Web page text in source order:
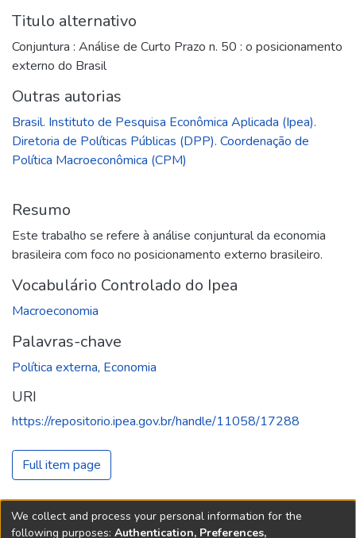
Titulo alternativo
Conjuntura : Análise de Curto Prazo n. 50 : o posicionamento
externo do Brasil
Outras autorias
Brasil. Instituto de Pesquisa Econômica Aplicada (Ipea).
Diretoria de Políticas Públicas (DPP). Coordenação de
Política Macroeconômica (CPM)
Resumo
Este trabalho se refere à análise conjuntural da economia
brasileira com foco no posicionamento externo brasileiro.
Vocabulário Controlado do Ipea
Macroeconomia
Palavras-chave
Política externa, Economia
URI
https://repositorio.ipea.gov.br/handle/11058/17288
Full item page
We collect and process your personal information for the
following purposes: Authentication, Preferences,